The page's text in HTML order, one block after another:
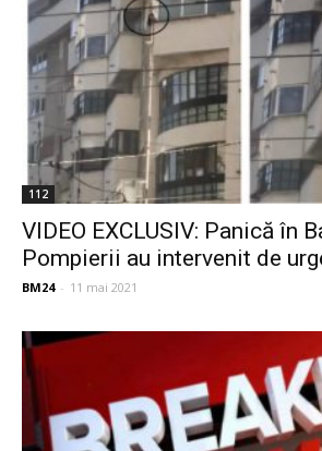
112
VIDEO EXCLUSIV: Panică în
Pompierii au intervenit de
BM24 - 11 mai 2021